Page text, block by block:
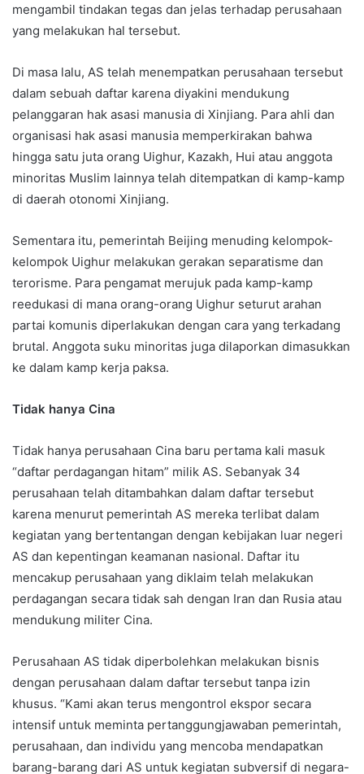
mengambil tindakan tegas dan jelas terhadap perusahaan
yang melakukan hal tersebut.
Di masa lalu, AS telah menempatkan perusahaan tersebut
dalam sebuah daftar karena diyakini mendukung
pelanggaran hak asasi manusia di Xinjiang. Para ahli dan
organisasi hak asasi manusia memperkirakan bahwa
hingga satu juta orang Uighur, Kazakh, Hui atau anggota
minoritas Muslim lainnya telah ditempatkan di kamp-kamp
di daerah otonomi Xinjiang.
Sementara itu, pemerintah Beijing menuding kelompok-
kelompok Uighur melakukan gerakan separatisme dan
terorisme. Para pengamat merujuk pada kamp-kamp
reedukasi di mana orang-orang Uighur seturut arahan
partai komunis diperlakukan dengan cara yang terkadang
brutal. Anggota suku minoritas juga dilaporkan dimasukkan
ke dalam kamp kerja paksa.
Tidak hanya Cina
Tidak hanya perusahaan Cina baru pertama kali masuk
“daftar perdagangan hitam” milik AS. Sebanyak 34
perusahaan telah ditambahkan dalam daftar tersebut
karena menurut pemerintah AS mereka terlibat dalam
kegiatan yang bertentangan dengan kebijakan luar negeri
AS dan kepentingan keamanan nasional. Daftar itu
mencakup perusahaan yang diklaim telah melakukan
perdagangan secara tidak sah dengan Iran dan Rusia atau
mendukung militer Cina.
Perusahaan AS tidak diperbolehkan melakukan bisnis
dengan perusahaan dalam daftar tersebut tanpa izin
khusus. “Kami akan terus mengontrol ekspor secara
intensif untuk meminta pertanggungjawaban pemerintah,
perusahaan, dan individu yang mencoba mendapatkan
barang-barang dari AS untuk kegiatan subversif di negara-